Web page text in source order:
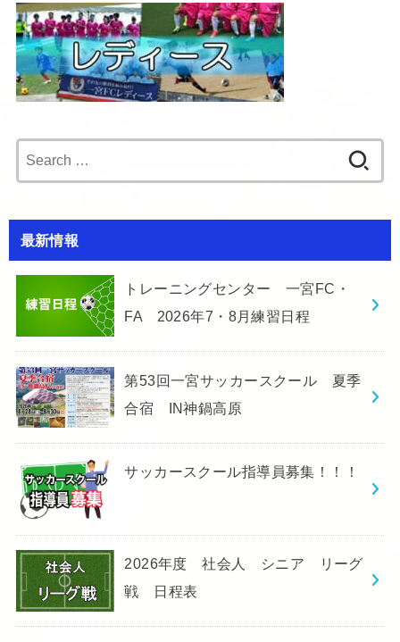
for:
最新情報
トレーニングセンター 一宮FC・
FA 2026年7・8月練習日程
第53回一宮サッカースクール 夏季
合宿 IN神鍋高原
サッカースクール指導員募集！！！
2026年度 社会人 シニア リーグ
戦 日程表